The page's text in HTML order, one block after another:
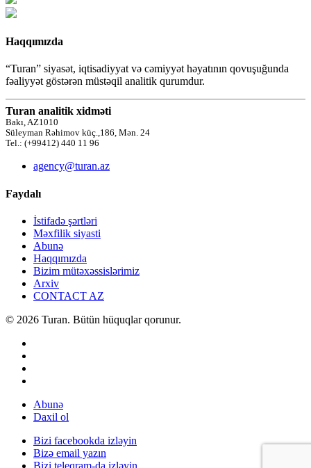
Haqqımızda
“Turan” siyasət, iqtisadiyyat və cəmiyyət həyatının qovuşuğunda
fəaliyyət göstərən müstəqil analitik qurumdur.
Turan analitik xidməti
Bakı, AZ1010
Süleyman Rəhimov küç.,186, Mən. 24
Tel.: (+99412) 440 11 96
agency@turan.az
Faydalı
İstifadə şərtləri
Məxfilik siyasti
Abunə
Haqqımızda
Bizim mütəxəssislərimiz
Arxiv
CONTACT AZ
© 2026 Turan. Bütün hüquqlar qorunur.
Abunə
Daxil ol
Bizi facebookda izləyin
Bizə email yazın
Bizi teleqram-da izləyin